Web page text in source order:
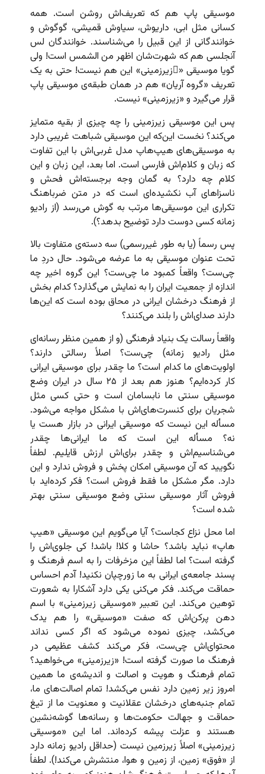
موسیقی پاپ هم که تعریف‌اش روشن است. همه
کسانی مثل ابی، داریوش، سیاوش قمیشی، گوگوش و
خوانندگانی از این قبیل را می‌شناسند. خوانندگان لس
آنجلسی هم که شهرت‌شان اظهر من الشمس است! ولی
گویا موسیقی «ِزیرزمینی» این هم نیست! حتی به یک
تعریف «گروه آریان» هم در همان طبقه‌ی موسیقی پاپ
قرار می‌گیرد و «زیرزمینی» نیست.
پس این موسیقی زیرزمینی را چه چیزی از بقیه متمایز
می‌کند؟ نخست این‌که این موسیقی شباهت غریبی دارد
به موسیقی‌های هیپ‌هاپ مدل غربی‌اش با این تفاوت
که زبان و کلام‌اش فارسی است. اما بعد، این زبان و این
کلام چه دارد؟ به گمان وجه برجسته‌اش فحش و
ناسزاهای آب نکشیده‌ای است که در متن ضرباهنگ
تکراری این موسیقی‌ها مرتب به گوش می‌رسد (از رادیو
زمانه کسی دوست دارد توضیح بدهد؟).
پس رسماً (یا به طور غیررسمی) سه دسته‌ی متفاوت بالا
تحت عنوان موسیقی به ما عرضه می‌شود. حال دردِ ما
چی‌ست؟ واقعاً کمبود ما چی‌ست؟ این گروه اخیر چه
اندازه از جمعیت ایران را به نمایش می‌گذارد؟ کدام بخش
از فرهنگ درخشان ایرانی در محاق بوده است که این‌ها
دارند صدای‌اش را بلند می‌کنند؟
واقعاً رسالت یک بنیاد فرهنگی (و از همین منظر رسانه‌ای
مثل رادیو زمانه) چی‌ست؟ اصلاً رسالتی دارند؟
اولویت‌های ما کدام است؟ ما چقدر برای موسیقی ایرانی
کار کرده‌ایم؟ هنوز هم بعد از ۲۵ سال در ایران وضع
موسیقی سنتی ما نابسامان است و حتی کسی مثل
شجریان برای کنسرت‌های‌اش با مشکل مواجه می‌شود.
مسأله این نیست که موسیقی ایرانی در بازار هست یا
نه؟ مسأله این است که ما ایرانی‌ها چقدر
می‌شناسیم‌اش و چقدر برای‌اش ارزش قایلیم. لطفاً
نگویید که آن موسیقی امکان پخش و فروش ندارد و این
دارد. مگر مشکل ما فقط فروش است؟ فکر کرده‌اید با
فروش آثار موسیقی سنتی وضع موسیقی سنتی بهتر
شده است؟
اما محل نزاع کجاست؟ آیا می‌گویم این موسیقی «هیپ
هاپ» نباید باشد؟ حاشا و کلا! باشد! کی جلوی‌اش را
گرفته است؟ اما لطفاً این مزخرفات را به اسم فرهنگ و
پسند جامعه‌ی ایرانی به ما زورچپان نکنید! آدم احساس
حماقت می‌کند. فکر می‌کنی یکی دارد آشکارا به شعورت
توهین می‌کند. این تعبیر «موسیقی زیرزمینی» با اسم
دهن پرکن‌اش که صفت «موسیقی» را هم یدک
می‌کشد، چیزی نموده می‌شود که اگر کسی نداند
محتوای‌اش چی‌ست، فکر می‌کند کشف عظیمی در
فرهنگ ما صورت گرفته است! «زیرزمینی» می‌خواهید؟
تمام فرهنگ و هویت و اصالت و اندیشه‌ی ما همین
امروز زیر زمین دارد نفس می‌کشد! تمام اصالت‌های ما،
تمام جنبه‌های درخشان عقلانیت و معنویت ما از تیغ
حماقت و جهالت حکومت‌ها و رسانه‌ها گوشه‌نشین
هستند و عزلت پیشه کرده‌اند. اما این «موسیقی
زیرزمینی» اصلاً زیرزمین نیست (حداقل رادیو زمانه دارد
از «فوق» زمین، از زمین و هوا، منتشرش می‌کند!). لطفاً